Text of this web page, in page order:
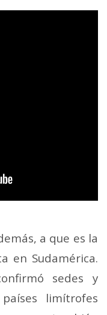
a que es la
en Sudamérica.
sedes y
limítrofes